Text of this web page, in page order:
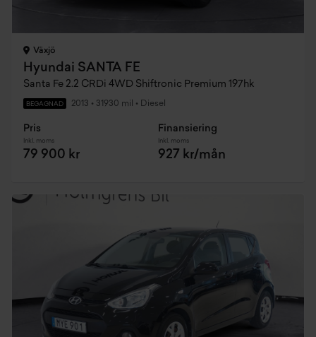
Växjö
Hyundai SANTA FE
Santa Fe 2.2 CRDi 4WD Shiftronic Premium 197hk
BEGAGNAD 2013 • 31930 mil • Diesel
Pris
Inkl. moms
79 900 kr
Finansiering
Inkl. moms
927 kr/mån